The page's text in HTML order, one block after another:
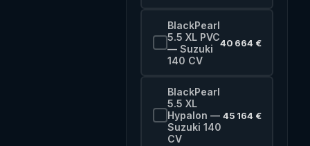
BlackPearl
5.5 XL PVC
— Suzuki
140 CV
40 664 €
BlackPearl
5.5 XL
Hypalon —
Suzuki 140
CV
45 164 €